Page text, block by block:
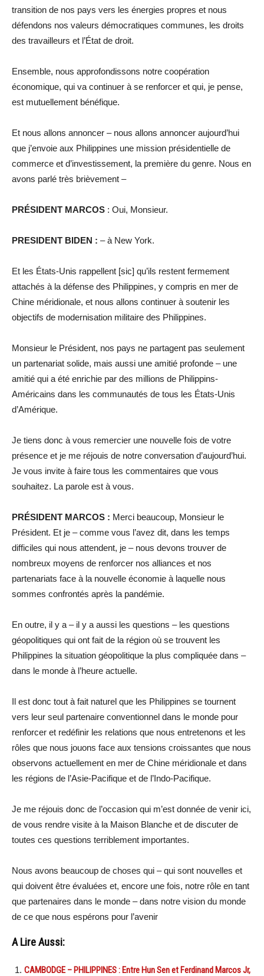
transition de nos pays vers les énergies propres et nous
défendons nos valeurs démocratiques communes, les droits
des travailleurs et l’État de droit.
Ensemble, nous approfondissons notre coopération
économique, qui va continuer à se renforcer et qui, je pense,
est mutuellement bénéfique.
Et nous allons annoncer – nous allons annoncer aujourd’hui
que j’envoie aux Philippines une mission présidentielle de
commerce et d’investissement, la première du genre. Nous en
avons parlé très brièvement –
PRÉSIDENT MARCOS : Oui, Monsieur.
PRESIDENT BIDEN : – à New York.
Et les États-Unis rappellent [sic] qu’ils restent fermement
attachés à la défense des Philippines, y compris en mer de
Chine méridionale, et nous allons continuer à soutenir les
objectifs de modernisation militaire des Philippines.
Monsieur le Président, nos pays ne partagent pas seulement
un partenariat solide, mais aussi une amitié profonde – une
amitié qui a été enrichie par des millions de Philippins-
Américains dans les communautés de tous les États-Unis
d’Amérique.
Je tiens donc à vous remercier une nouvelle fois de votre
présence et je me réjouis de notre conversation d’aujourd’hui.
Je vous invite à faire tous les commentaires que vous
souhaitez. La parole est à vous.
PRÉSIDENT MARCOS : Merci beaucoup, Monsieur le
Président. Et je – comme vous l’avez dit, dans les temps
difficiles qui nous attendent, je – nous devons trouver de
nombreux moyens de renforcer nos alliances et nos
partenariats face à la nouvelle économie à laquelle nous
sommes confrontés après la pandémie.
En outre, il y a – il y a aussi les questions – les questions
géopolitiques qui ont fait de la région où se trouvent les
Philippines la situation géopolitique la plus compliquée dans –
dans le monde à l’heure actuelle.
Il est donc tout à fait naturel que les Philippines se tournent
vers leur seul partenaire conventionnel dans le monde pour
renforcer et redéfinir les relations que nous entretenons et les
rôles que nous jouons face aux tensions croissantes que nous
observons actuellement en mer de Chine méridionale et dans
les régions de l’Asie-Pacifique et de l’Indo-Pacifique.
Je me réjouis donc de l’occasion qui m’est donnée de venir ici,
de vous rendre visite à la Maison Blanche et de discuter de
toutes ces questions terriblement importantes.
Nous avons beaucoup de choses qui – qui sont nouvelles et
qui doivent être évaluées et, encore une fois, notre rôle en tant
que partenaires dans le monde – dans notre vision du monde
de ce que nous espérons pour l’avenir
A Lire Aussi:
CAMBODGE – PHILIPPINES : Entre Hun Sen et Ferdinand Marcos Jr,